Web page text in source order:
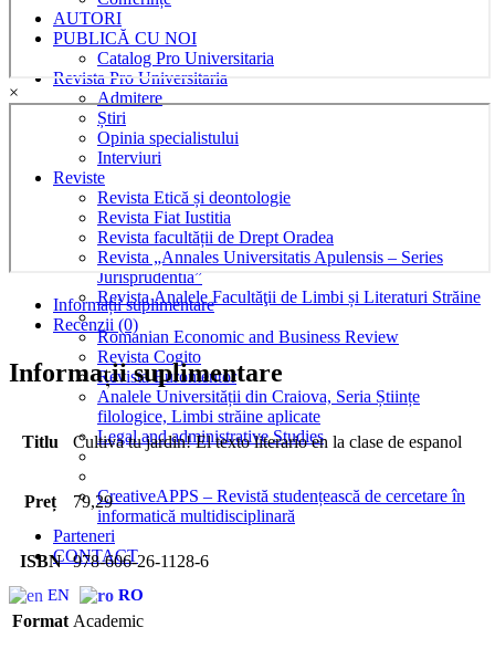
AUTORI
PUBLICĂ CU NOI
Catalog Pro Universitaria
Revista Pro Universitaria
Admitere
Știri
Opinia specialistului
Interviuri
Reviste
Revista Etică și deontologie
Revista Fiat Iustitia
Revista facultății de Drept Oradea
Revista „Annales Universitatis Apulensis – Series
Jurisprudentia”
Revista Analele Facultăţii de Limbi și Literaturi Străine
Romanian Economic and Business Review
Revista Cogito
Revista Euromentor
Analele Universității din Craiova, Seria Științe
filologice, Limbi străine aplicate
Legal and administrative Studies
CreativeAPPS – Revistă studențească de cercetare în
informatică multidisciplinară
Parteneri
CONTACT
EN RO
espanol
quantity
×
Informații suplimentare
Recenzii (0)
Informații suplimentare
Titlu Cultiva tu jardin! El texto literario en la clase de espanol
Preț 79,29
ISBN 978-606-26-1128-6
Format Academic